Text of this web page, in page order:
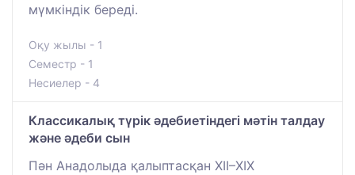
мүмкіндік береді.
Оқу жылы - 1
Семестр - 1
Несиелер - 4
Классикалық түрік әдебиетіндегі мәтін талдау
және әдеби сын
Пән Анадолыда қалыптасқан XII–XIX